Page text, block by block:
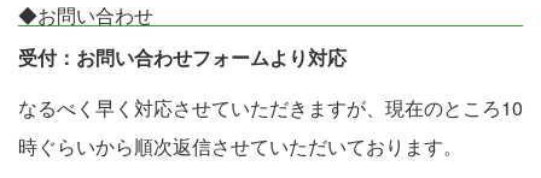
◆お問い合わせ
受付：お問い合わせフォームより対応
なるべく早く対応させていただきますが、現在のところ10
時ぐらいから順次返信させていただいております。